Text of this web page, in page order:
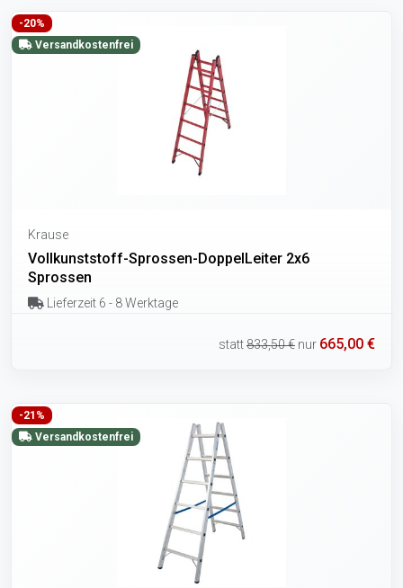
-20%
Versandkostenfrei
Krause
Vollkunststoff-Sprossen-DoppelLeiter 2x6
Sprossen
Lieferzeit 6 - 8 Werktage
statt833,50 € nur 665,00 €
-21%
Versandkostenfrei